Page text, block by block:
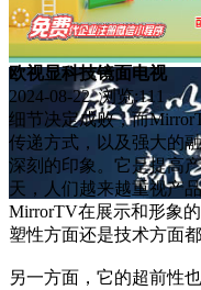
欧视显科技镜面电视
2024-08-22 浏览:111
细节决定成败，而
传递方式，以及强大的
深刻的印象。它是提高
天，人们越来越重视产
MirrorTV在展示和形象
塑性方面还是技术方面
另一方面，它的超前性